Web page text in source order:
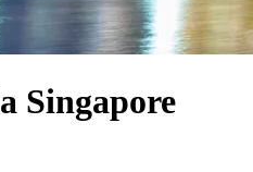
Singapore